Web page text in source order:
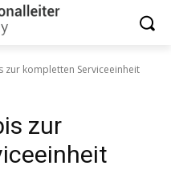
zur kompletten Serviceeinheit
zur